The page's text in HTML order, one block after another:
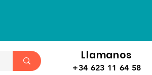
Llamanos
+34 623 11 64 58